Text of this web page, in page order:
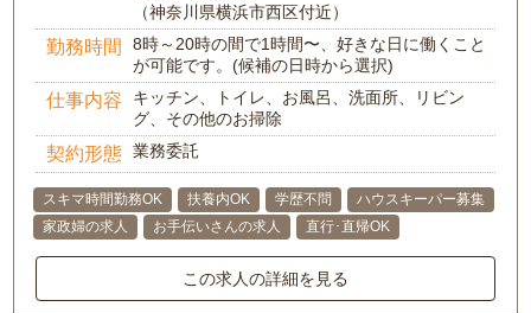
（神奈川県横浜市西区付近）
勤務時間
8時～20時の間で1時間〜、好きな日に働くこと
が可能です。(候補の日時から選択)
仕事内容
キッチン、トイレ、お風呂、洗面所、リビン
グ、その他のお掃除
契約形態 業務委託
スキマ時間勤務OK 扶養内OK 学歴不問
ハウスキーパー募集
家政婦の求人
お手伝いさんの求人 直行･直帰OK
この求人の詳細を見る